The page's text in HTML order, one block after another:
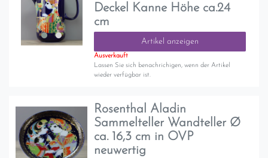
Deckel Kanne Höhe ca.24
cm
Artikel anzeigen
Ausverkauft
Lassen Sie sich benachrichigen, wenn der Artikel
wieder verfügbar ist.
Rosenthal Aladin
Sammelteller Wandteller Ø
ca. 16,3 cm in OVP
neuwertig